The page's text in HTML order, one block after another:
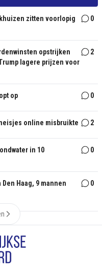
zitten voorlopig
0
opstrijken
lagere prijzen voor
2
op 0
online misbruikte 2
in 10
0
Haag, 9 mannen
0